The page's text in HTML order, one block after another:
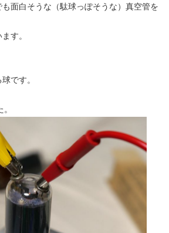
面白そうな（駄球っぽそうな）真空管を
す。
です。